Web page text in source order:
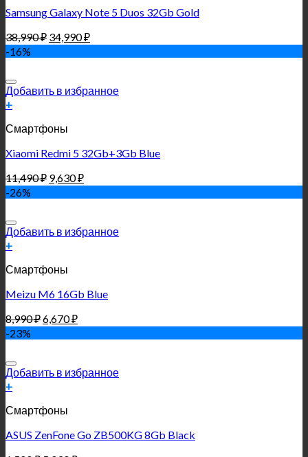
Samsung Galaxy Note 5 Duos 32Gb Gold
38,990₽ 34,990₽
-16%
Добавить в избранное
+
Смартфоны
Xiaomi Redmi 5 32Gb+3Gb Blue
11,490₽ 9,630₽
-26%
Добавить в избранное
+
Смартфоны
Meizu M6 16Gb Blue
8,990₽6,670₽
-23%
Добавить в избранное
+
Смартфоны
ASUS ZenFone Go ZB500KG 8Gb Black